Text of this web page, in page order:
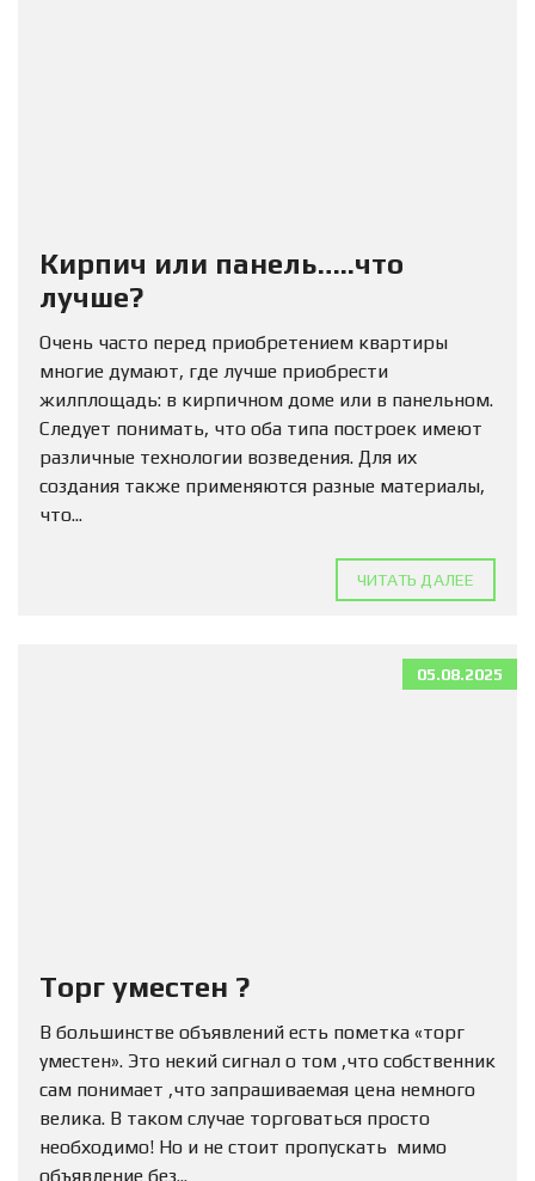
Кирпич или панель…..что
лучше?
Очень часто перед приобретением квартиры
многие думают, где лучше приобрести
жилплощадь: в кирпичном доме или в панельном.
Следует понимать, что оба типа построек имеют
различные технологии возведения. Для их
создания также применяются разные материалы,
что...
ЧИТАТЬ ДАЛЕЕ
05.08.2025
Торг уместен ?
В большинстве объявлений есть пометка «торг
уместен». Это некий сигнал о том ,что собственник
сам понимает ,что запрашиваемая цена немного
велика. В таком случае торговаться просто
необходимо! Но и не стоит пропускать мимо
объявление без...